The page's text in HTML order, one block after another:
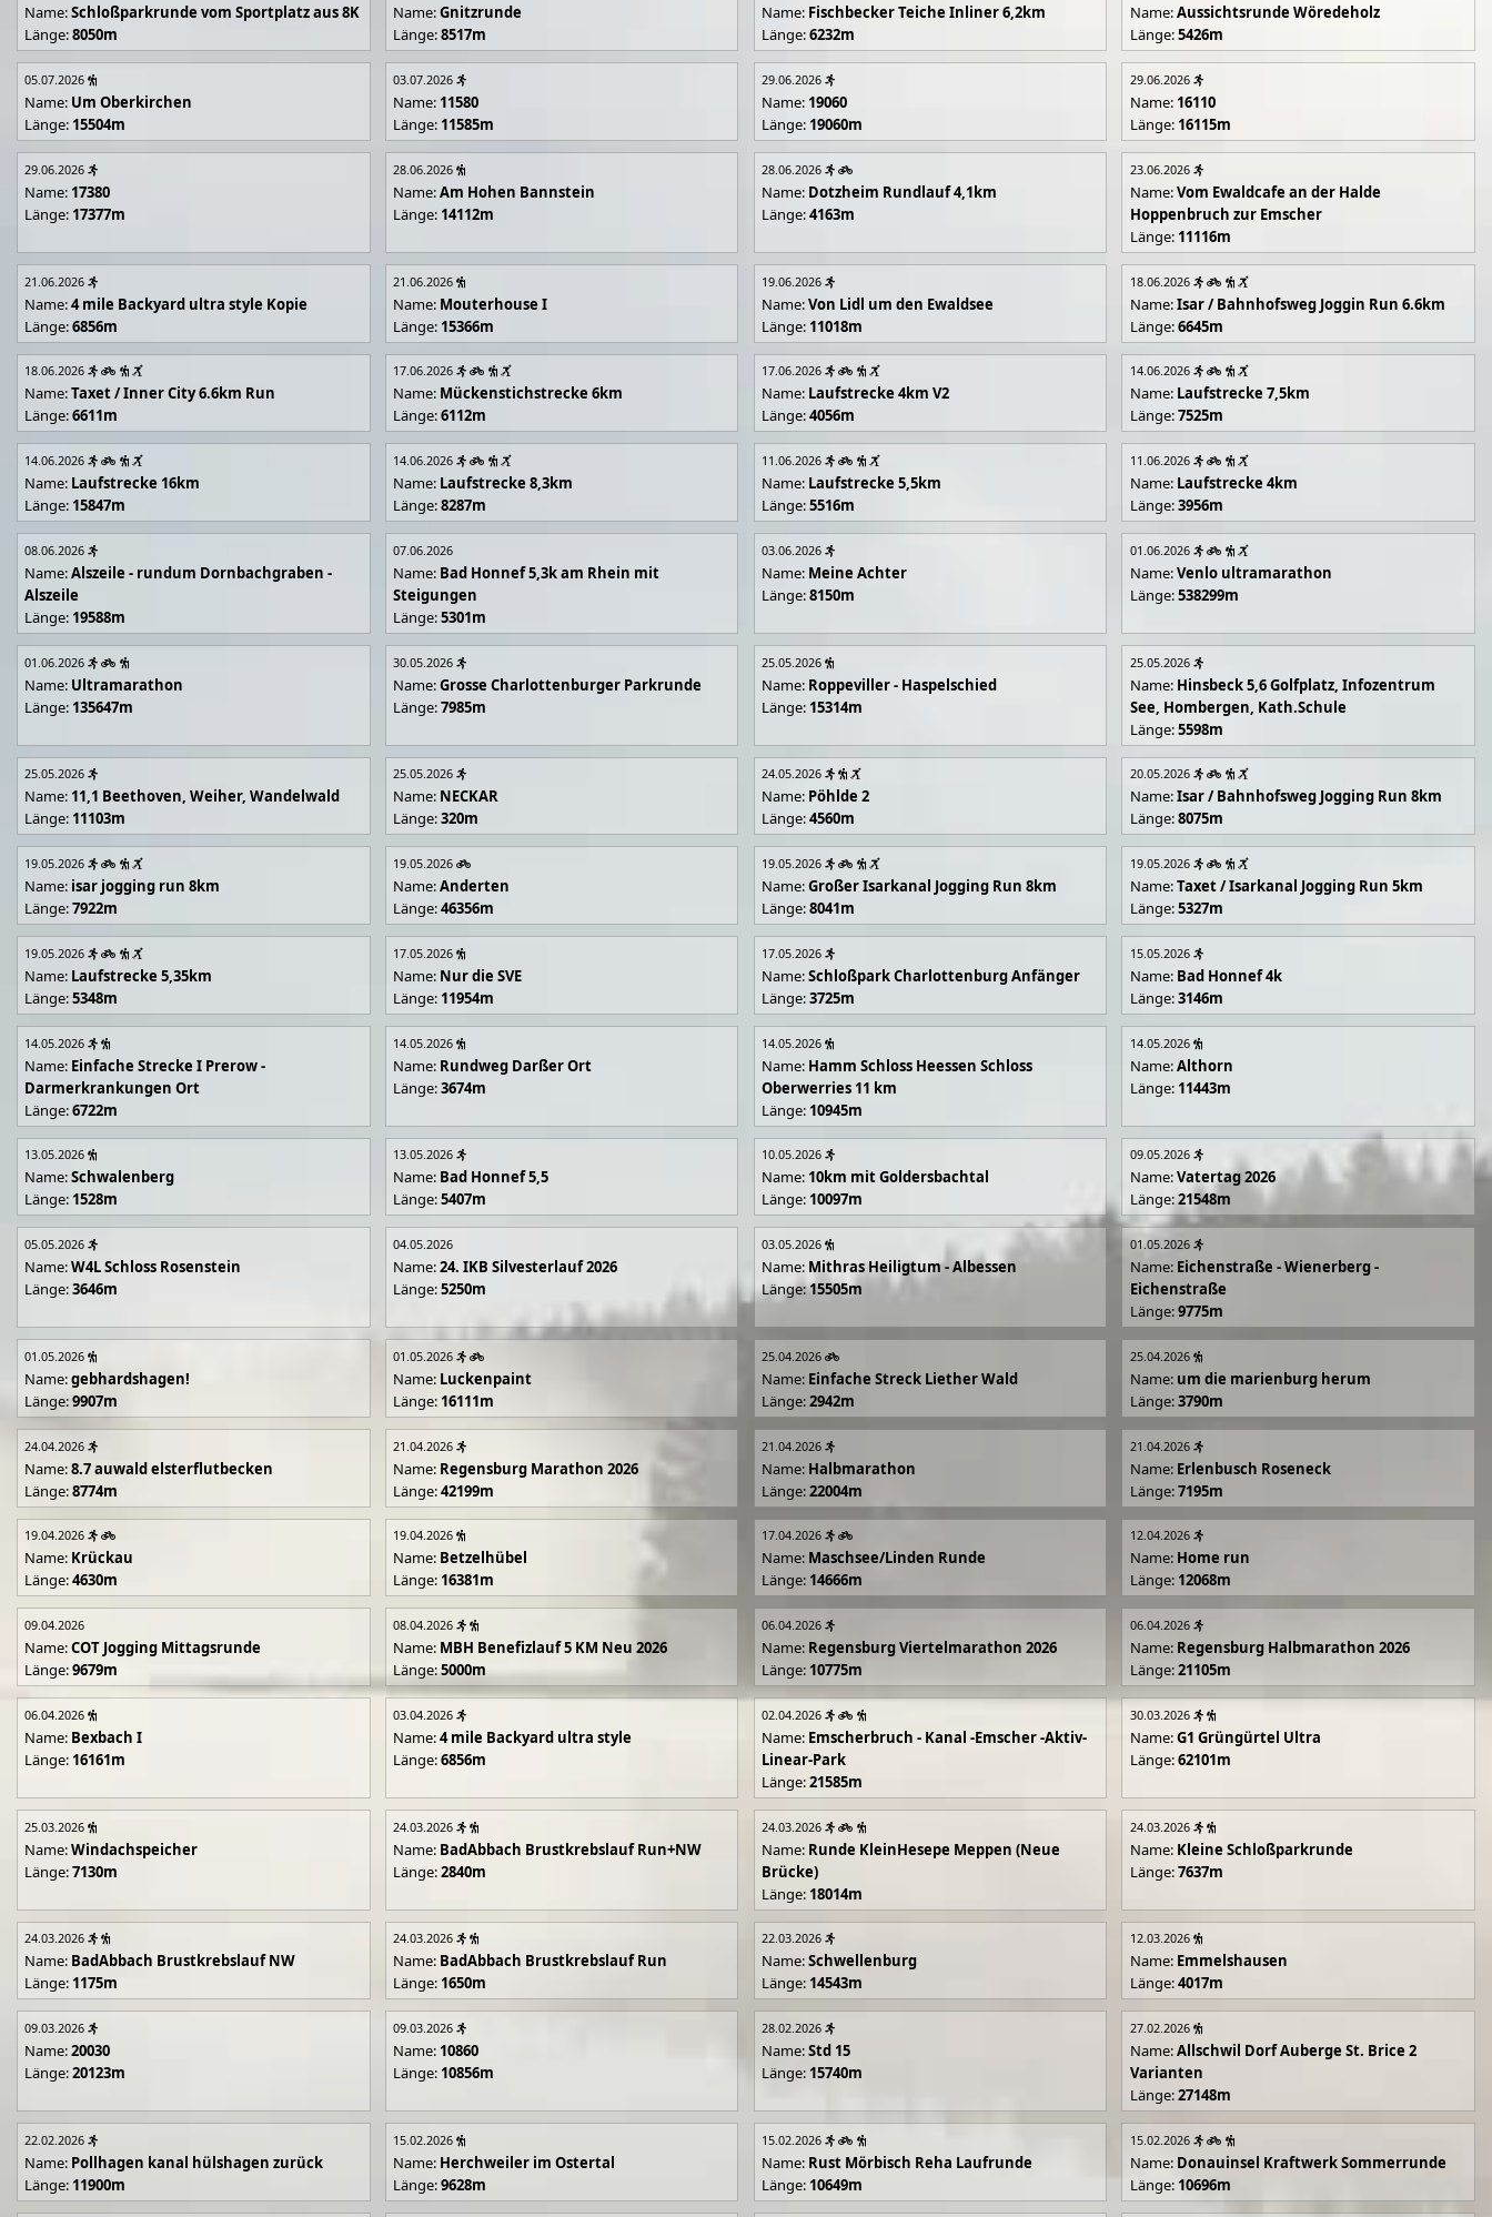
Name:Schloßparkrunde vom Sportplatz aus 8K
Länge:8050m
Name:Gnitzrunde
Länge:8517m
Name: Fischbecker Teiche Inliner 6,2km
Länge:6232m
Name:Aussichtsrunde Wöredeholz
Länge:5426m
05.07.2026
Name: Um Oberkirchen
Länge: 15504m
03.07.2026
Name: 11580
Länge: 11585m
29.06.2026
Name: 19060
Länge: 19060m
29.06.2026
Name: 16110
Länge: 16115m
29.06.2026
Name: 17380
Länge: 17377m
28.06.2026
Name:Am Hohen Bannstein
Länge: 14112m
28.06.2026
Name: Dotzheim Rundlauf 4,1km
Länge:4163m
23.06.2026
Name:Vom Ewaldcafe an der Halde
Hoppenbruch zur Emscher
Länge: 11116m
21.06.2026
Name:4 mile Backyard ultra style Kopie
Länge:6856m
21.06.2026
Name: Mouterhouse I
Länge: 15366m
19.06.2026
Name:Von Lidl um den Ewaldsee
Länge: 11018m
18.06.2026
Name:Isar / Bahnhofsweg Joggin Run 6.6km
Länge:6645m
18.06.2026
Name:Taxet / Inner City 6.6km Run
Länge:6611m
17.06.2026
Name: Mückenstichstrecke 6km
Länge:6112m
17.06.2026
Name: Laufstrecke 4km V2
Länge:4056m
14.06.2026
Name: Laufstrecke 7,5km
Länge:7525m
14.06.2026
Name: Laufstrecke 16km
Länge: 15847m
14.06.2026
Name: Laufstrecke 8,3km
Länge:8287m
11.06.2026
Name: Laufstrecke 5,5km
Länge:5516m
11.06.2026
Name: Laufstrecke 4km
Länge:3956m
08.06.2026
Name:Alszeile - rundum Dornbachgraben -
Alszeile
Länge: 19588m
07.06.2026
Name: Bad Honnef 5,3k am Rhein mit
Steigungen
Länge:5301m
03.06.2026
Name: Meine Achter
Länge:8150m
01.06.2026
Name:Venlo ultramarathon
Länge:538299m
01.06.2026
Name: Ultramarathon
Länge: 135647m
30.05.2026
Name:Grosse Charlottenburger Parkrunde
Länge:7985m
25.05.2026
Name: Roppeviller - Haspelschied
Länge: 15314m
25.05.2026
Name: Hinsbeck 5,6 Golfplatz, Infozentrum
See, Hombergen, Kath.Schule
Länge:5598m
25.05.2026
Name: 11,1 Beethoven, Weiher, Wandelwald
Länge: 11103m
25.05.2026
Name: NECKAR
Länge:320m
24.05.2026
Name: Pöhlde 2
Länge:4560m
20.05.2026
Name:Isar / Bahnhofsweg Jogging Run 8km
Länge:8075m
19.05.2026
Name: isar jogging run 8km
Länge:7922m
19.05.2026
Name:Anderten
Länge:46356m
19.05.2026
Name:Großer Isarkanal Jogging Run 8km
Länge:8041m
19.05.2026
Name:Taxet / Isarkanal Jogging Run 5km
Länge:5327m
19.05.2026
Name: Laufstrecke 5,35km
Länge:5348m
17.05.2026
Name: Nur die SVE
Länge: 11954m
17.05.2026
Name:Schloßpark Charlottenburg Anfänger
Länge:3725m
15.05.2026
Name: Bad Honnef 4k
Länge:3146m
14.05.2026
Name: Einfache Strecke I Prerow -
Darmerkrankungen Ort
Länge:6722m
14.05.2026
Name: Rundweg Darßer Ort
Länge:3674m
14.05.2026
Name: Hamm Schloss Heessen Schloss
Oberwerries 11 km
Länge: 10945m
14.05.2026
Name:Althorn
Länge: 11443m
13.05.2026
Name:Schwalenberg
Länge: 1528m
13.05.2026
Name: Bad Honnef 5,5
Länge:5407m
10.05.2026
Name: 10km mit Goldersbachtal
Länge: 10097m
09.05.2026
Name:Vatertag 2026
Länge:21548m
05.05.2026
Name:W4L Schloss Rosenstein
Länge:3646m
04.05.2026
Name:24. IKB Silvesterlauf 2026
Länge:5250m
03.05.2026
Name: Mithras Heiligtum - Albessen
Länge:15505m
01.05.2026
Name: Eichenstraße - Wienerberg -
Eichenstraße
Länge:9775m
01.05.2026
Name:gebhardshagen!
Länge:9907m
01.05.2026
Name: Luckenpaint
Länge: 16111m
25.04.2026
Name: Einfache Streck Liether Wald
Länge:2942m
25.04.2026
Name: um die marienburg herum
Länge:3790m
24.04.2026
Name:8.7 auwald elsterflutbecken
Länge:8774m
21.04.2026
Name: Regensburg Marathon 2026
Länge:42199m
21.04.2026
Name: Halbmarathon
Länge:22004m
21.04.2026
Name: Erlenbusch Roseneck
Länge:7195m
19.04.2026
Name: Krückau
Länge:4630m
19.04.2026
Name: Betzelhübel
Länge: 16381m
17.04.2026
Name: Maschsee/Linden Runde
Länge: 14666m
12.04.2026
Name: Home run
Länge: 12068m
09.04.2026
Name:COT Jogging Mittagsrunde
Länge:9679m
08.04.2026
Name: MBH Benefizlauf 5 KM Neu 2026
Länge:5000m
06.04.2026
Name: Regensburg Viertelmarathon 2026
Länge: 10775m
06.04.2026
Name: Regensburg Halbmarathon 2026
Länge:21105m
06.04.2026
Name: Bexbach I
Länge: 16161m
03.04.2026
Name:4 mile Backyard ultra style
Länge:6856m
02.04.2026
Name: Emscherbruch - Kanal -Emscher -Aktiv-
Linear-Park
Länge:21585m
30.03.2026
Name:G1 Grüngürtel Ultra
Länge:62101m
25.03.2026
Name:Windachspeicher
Länge:7130m
24.03.2026
Name: BadAbbach Brustkrebslauf Run+NW
Länge:2840m
24.03.2026
Name: Runde KleinHesepe Meppen (Neue
Brücke)
Länge: 18014m
24.03.2026
Name: Kleine Schloßparkrunde
Länge:7637m
24.03.2026
Name: BadAbbach Brustkrebslauf NW
Länge: 1175m
24.03.2026
Name: BadAbbach Brustkrebslauf Run
Länge: 1650m
22.03.2026
Name:Schwellenburg
Länge: 14543m
12.03.2026
Name: Emmelshausen
Länge:4017m
09.03.2026
Name:20030
Länge:20123m
09.03.2026
Name: 10860
Länge: 10856m
28.02.2026
Name:Std 15
Länge: 15740m
27.02.2026
Name:Allschwil Dorf Auberge St. Brice 2
Varianten
Länge:27148m
22.02.2026
Name: Pollhagen kanal hülshagen zurück
Länge: 11900m
15.02.2026
Name: Herchweiler im Ostertal
Länge:9628m
15.02.2026
Name: Rust Mörbisch Reha Laufrunde
Länge: 10649m
15.02.2026
Name: Donauinsel Kraftwerk Sommerrunde
Länge: 10696m